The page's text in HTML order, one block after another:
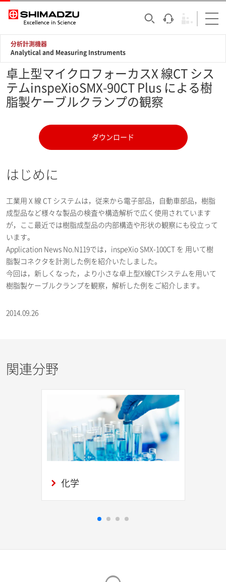
分析計測機器
Analytical and Measuring Instruments
卓上型マイクロフォーカスX 線CT シス
テムinspeXioSMX-90CT Plus による樹
脂製ケーブルクランプの観察
ダウンロード
はじめに
工業用 X 線 CT システムは，従来から電子部品，自動車部品，樹脂
成型品など様々な製品の検査や構造解析で広く使用されています
が，ここ最近では樹脂成型品の内部構造や形状の観察にも役立って
います。
Application News No.N119では，inspeXio SMX-100CT を 用いて樹
脂製コネクタを計測した例を紹介いたしました。
今回は，新しくなった，より小さな卓上型X線CTシステムを用いて
樹脂製ケーブルクランプを観察，解析した例をご紹介します。
2014.09.26
関連分野
化学